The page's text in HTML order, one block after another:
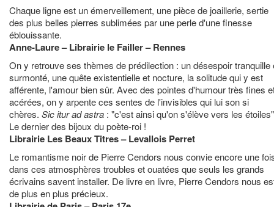
Chaque ligne est un émerveillement, une pièce de joaillerie, sertie
des plus belles pierres sublimées par une perle d'une finesse
éblouissante.
Anne-Laure – Librairie le Failler – Rennes
On y retrouve ses thèmes de prédilection : un désespoir tranquille
surmonté, une quête existentielle et nocture, la solitude qui y est
afférente, l'amour bien sûr. Avec des pointes d'humour très fines
acérées, on y arpente ces sentes de l'invisibles qui lui son si
chères. Sic itur ad astra : "c'est ainsi qu'on s'élève vers les
Le dernier des bijoux du poète-roi !
Librairie Les Beaux Titres – Levallois Perret
Le romantisme noir de Pierre Cendors nous convie encore une
dans ces atmosphères troubles et ouatées que seuls les grands
écrivains savent installer. De livre en livre, Pierre Cendors nous
de plus en plus précieux.